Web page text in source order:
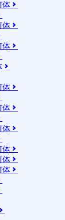
体 
体 
体 

体 
体 
体 
体 
体 
体 